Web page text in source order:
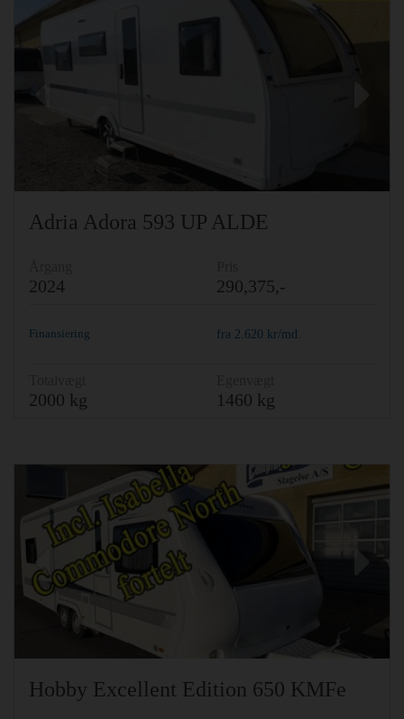
Previous
Adria Adora 593 UP ALDE
2024 290,375,-
Finansiering fra 2.620 kr/md.
2000 kg 1460 kg
Previous
Hobby Excellent Edition 650 KMFe